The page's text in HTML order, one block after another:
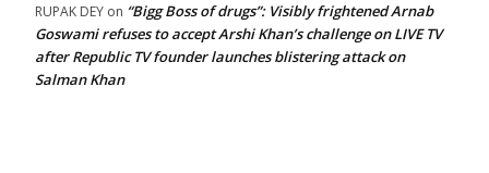
RUPAK DEY on “Bigg Boss of drugs”: Visibly frightened Arnab
Goswami refuses to accept Arshi Khan’s challenge on LIVE TV
after Republic TV founder launches blistering attack on
Salman Khan